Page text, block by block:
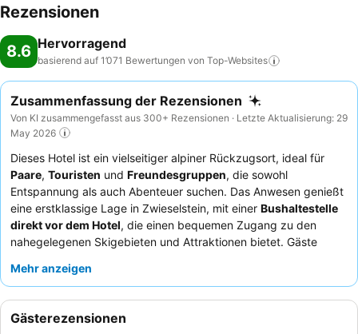
Rezensionen
8.6 Hervorragend
basierend auf 1’071 Bewertungen von Top-Websites
Zusammenfassung der Rezensionen
Von KI zusammengefasst aus 300+ Rezensionen · Letzte Aktualisierung: 29
May 2026
Dieses Hotel ist ein vielseitiger alpiner Rückzugsort, ideal für
Paare, Touristen und Freundesgruppen, die sowohl
Entspannung als auch Abenteuer suchen. Das Anwesen genießt
eine erstklassige Lage in Zwieselstein, mit einer Bushaltestelle
direkt vor dem Hotel, die einen bequemen Zugang zu den
nahegelegenen Skigebieten und Attraktionen bietet. Gäste
Saunen und einer Infrarotkabine entspannen. Das Personal wird
der die köstlichen und vielfältigen kulinarischen Angebote,
darunter ein reichhaltiges Frühstücksbuffet und exzellente
Mehr anzeigen
Gästerezensionen